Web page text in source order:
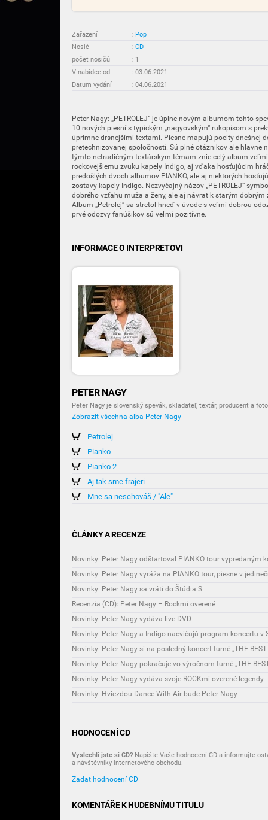
Zařazení : Pop
Nosič
: CD
počet nosičů
: 1
V nabídce od
: 03.06.2021
Datum vydání
: 04.06.2021
Peter Nagy: „PETROLEJ“ je úplne novým albumom tohto
10 nových piesní s typickým „nagyovským“ rukopisom s
úprimne drsnejšími textami. Piesne mapujú pocity dnešnej
pretechnizovanej spoločnosti. Sú plné otáznikov ale hlavne
týmto netradičným textárskym témam znie celý album
rockovejšiemu zvuku kapely Indigo, aj vďaka hosťujúcim
predošlých dvoch albumov PIANKO, ale aj niektorých
zostavy kapely Indigo. Nezvyčajný názov „PETROLEJ“
dobrého vzťahu muža a ženy, ale aj návrat k starým
Album „Petrolej“ sa stretol hneď v úvode s veľmi dobrou
prvé odozvy fanúšikov sú veľmi pozitívne.
INFORMACE O INTERPRETOVI
PETER NAGY
Peter Nagy je slovenský spevák, skladateľ, textár, producent a
Zobrazit všechna alba Peter Nagy
Petrolej
Pianko
Pianko 2
Aj tak sme frajeri
Mne sa neschováš / "Ale"
ČLÁNKY A RECENZE
Novinky: Peter Nagy sa vráti do Štúdia S
Recenzia (CD): Peter Nagy – Rockmi overené
Novinky: Peter Nagy vydáva live DVD
Novinky: Peter Nagy a Indigo nacvičujú program koncertu v
Novinky: Peter Nagy pokračuje vo výročnom turné „THE
Novinky: Peter Nagy vydáva svoje ROCKmi overené legendy
Novinky: Hviezdou Dance With Air bude Peter Nagy
HODNOCENÍ CD
Vyslechli jste si CD? Napište Vaše hodnocení CD a informujte
a návštěvníky internetového obchodu.
Zadat hodnocení CD
KOMENTÁŘE K HUDEBNÍMU TITULU